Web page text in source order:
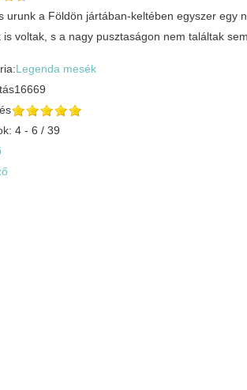
urunk a Földön jártában-keltében egyszer egy
is voltak, s a nagy pusztaságon nem találtak
Legenda mesék
16669
4 - 6 / 39